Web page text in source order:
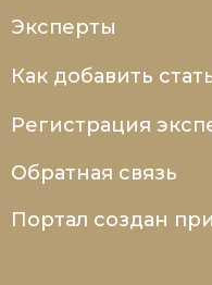
Эксперты
Как добавить
Регистрация
Обратная связь
Портал создан